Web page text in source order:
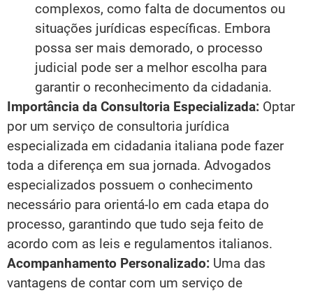
complexos, como falta de documentos ou
situações jurídicas específicas. Embora
possa ser mais demorado, o processo
judicial pode ser a melhor escolha para
garantir o reconhecimento da cidadania.
Importância da Consultoria Especializada: Optar
por um serviço de consultoria jurídica
especializada em cidadania italiana pode fazer
toda a diferença em sua jornada. Advogados
especializados possuem o conhecimento
necessário para orientá-lo em cada etapa do
processo, garantindo que tudo seja feito de
acordo com as leis e regulamentos italianos.
Acompanhamento Personalizado: Uma das
vantagens de contar com um serviço de